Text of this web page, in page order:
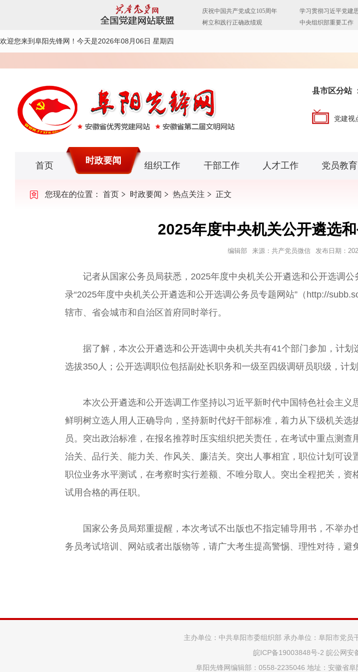
欢迎您来到阜阳先锋网！ 今天是2026年08月06日 星期四
县市区分站
党建视
首页 时政要闻 组织工作 干部工作 人才工作 党员教育
您现在的位置： 首页 时政要闻 热点关注 正文
2025年度中央机关公开遴选
编辑部 来源：共产党员微信 发布日期：
记者从国家公务员局获悉，2025年度中央机关公开遴选和公开选调公
录“2025年度中央机关公开遴选和公开选调公务员专题网站”（http://
辖市、省会城市和自治区首府同时举行。
据了解，本次公开遴选和公开选调中央机关共有41个部门参加，计划
选拔350人；公开选调职位包括副处长职务和一级至四级调研员职级，计划
本次公开遴选和公开选调工作坚持以习近平新时代中国特色社会主义
鲜明树立选人用人正确导向，坚持新时代好干部标准，着力从下级机关
员。突出政治标准，在报名推荐时压实组织把关责任，在考试中重点测
治关、品行关、能力关、作风关、廉洁关。突出人事相宜，职位计划可
职位业务水平测试，在考察时实行差额、不唯分取人。突出全程把关，
试用合格的再任职。
国家公务员局郑重提醒，本次考试不出版也不指定辅导用书，不举办
务员考试培训、网站或者出版物等，请广大考生提高警惕、理性对待，避
主办单位：中共阜阳市委组织部 承办单位：阜阳市党
皖ICP备19003848号-2 皖公网安
阜阳先锋网编辑部：0558-2235046 地址：安徽省